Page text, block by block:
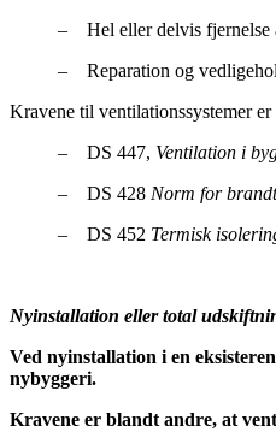
– Hel eller delvis fjernelse
– Reparation og
Kravene til ventilationssystemer
– DS 447, Ventilation i
– DS 428 Norm for
– DS 452 Termisk
Nyinstallation eller total
Ved nyinstallation i en
nybyggeri.
Kravene er blandt andre, at